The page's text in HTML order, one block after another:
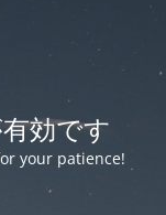
効です
your patience!